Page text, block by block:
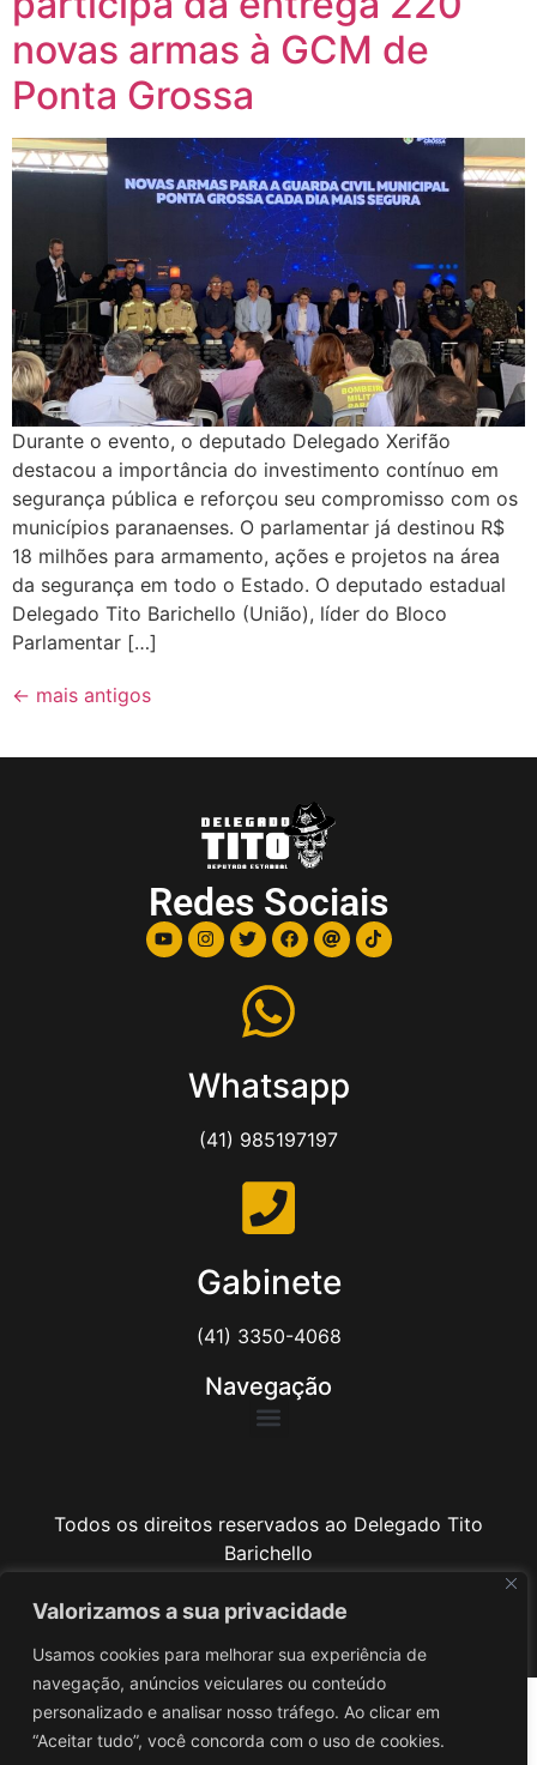
Valorizamos a sua privacidade
Usamos cookies para melhorar sua experiência de
navegação, anúncios veiculares ou conteúdo
personalizado e analisar nosso tráfego. Ao clicar em
“Aceitar tudo”, você concorda com o uso de cookies.
novas armas à GCM de
Ponta Grossa
Durante o evento, o deputado Delegado Xerifão
destacou a importância do investimento contínuo em
segurança pública e reforçou seu compromisso com os
municípios paranaenses. O parlamentar já destinou R$
18 milhões para armamento, ações e projetos na área
da segurança em todo o Estado. O deputado estadual
Delegado Tito Barichello (União), líder do Bloco
Parlamentar […]
← mais antigos
Redes Sociais
Whatsapp
(41) 985197197
Gabinete
(41) 3350-4068
Navegação
Todos os direitos reservados ao Delegado Tito
Barichello
Desenvolvido poriv3